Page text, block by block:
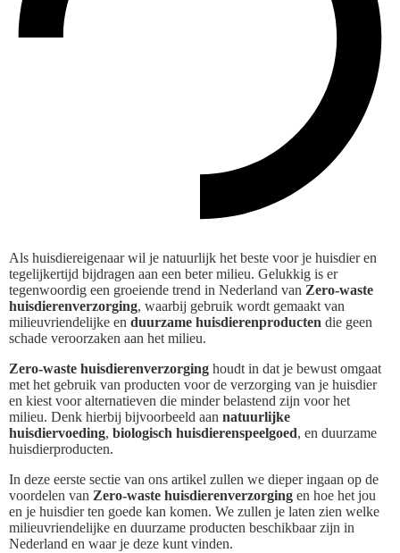
Als huisdiereigenaar wil je natuurlijk het beste voor je huisdier en
tegelijkertijd bijdragen aan een beter milieu. Gelukkig is er
tegenwoordig een groeiende trend in Nederland van Zero-waste
huisdierenverzorging, waarbij gebruik wordt gemaakt van
milieuvriendelijke en duurzame huisdierenproducten die geen
schade veroorzaken aan het milieu.
Zero-waste huisdierenverzorging houdt in dat je bewust omgaat
met het gebruik van producten voor de verzorging van je huisdier
en kiest voor alternatieven die minder belastend zijn voor het
milieu. Denk hierbij bijvoorbeeld aan natuurlijke
huisdiervoeding, biologisch huisdierenspeelgoed, en duurzame
huisdierproducten.
In deze eerste sectie van ons artikel zullen we dieper ingaan op de
voordelen van Zero-waste huisdierenverzorging en hoe het jou
en je huisdier ten goede kan komen. We zullen je laten zien welke
milieuvriendelijke en duurzame producten beschikbaar zijn in
Nederland en waar je deze kunt vinden.